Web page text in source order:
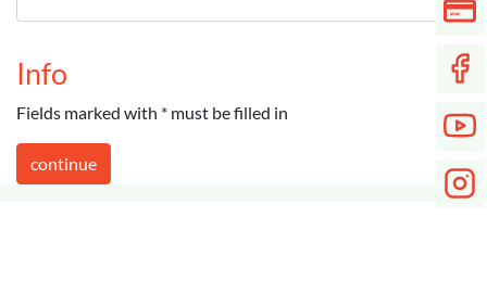
Info
Fields marked with * must be filled in
continue